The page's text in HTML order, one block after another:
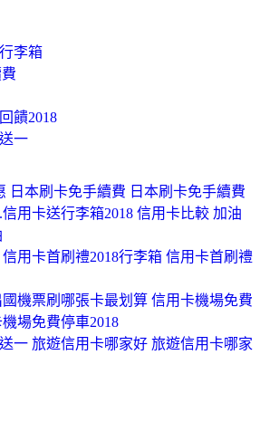
李箱
饋2018
一
日本刷卡免手續費 日本刷卡免手續費
用卡送行李箱2018 信用卡比較 加油
用卡首刷禮2018行李箱 信用卡首刷禮
機票刷哪張卡最划算 信用卡機場免費
場免費停車2018
一 旅遊信用卡哪家好 旅遊信用卡哪家